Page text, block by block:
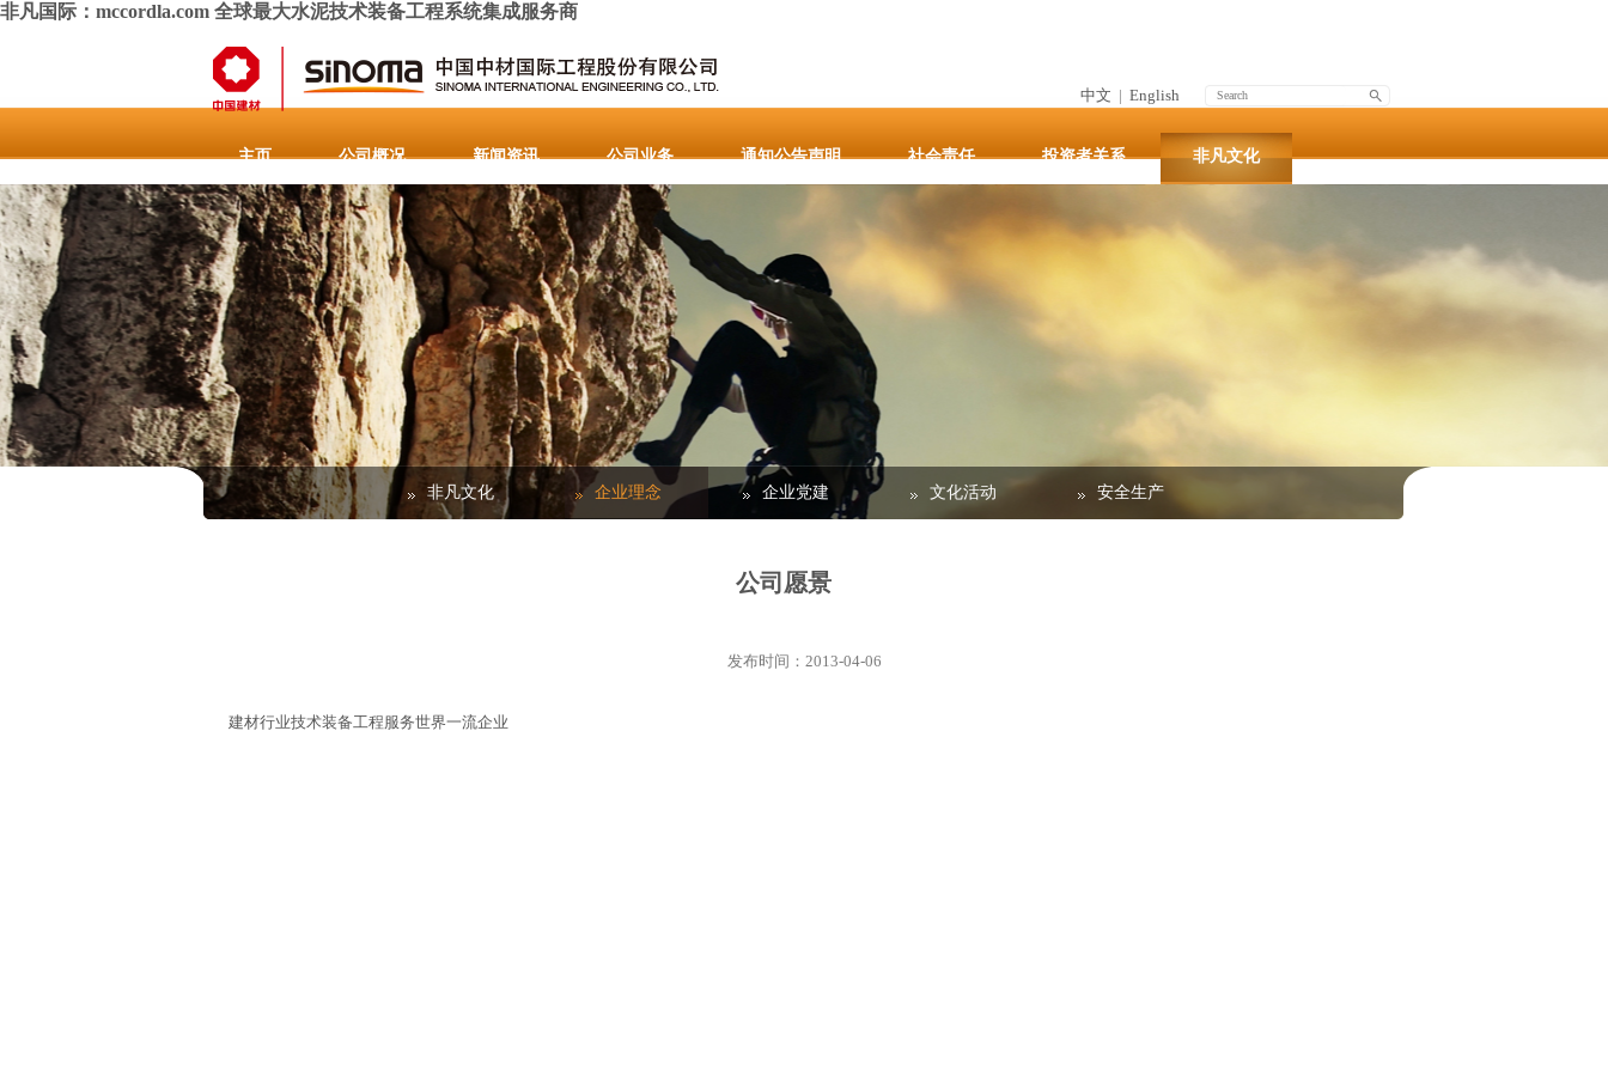
非凡国际：mccordla.com 全球最大水泥技术装备工程系统集成服务商
中文 | English
主页 公司概况 新闻资讯 公司业务 通知公告声明 社会责任 投资者关系 非凡文化
人力资源 联系我们 重要通知公告
非凡文化 企业理念 企业党建 文化活动 安全生产
公司愿景
发布时间：2013-04-06
建材行业技术装备工程服务世界一流企业